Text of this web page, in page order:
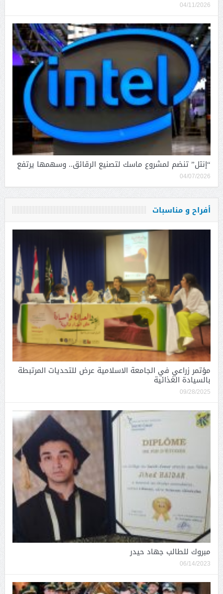
04/11/2026
“إنتل” تنضم لمشروع ماسك لتصنيع الرقائق.. وسهمها يرتفع
04/07/2026
أفراح و مناسبات
مؤتمر زراعي في الجامعة الاسلامية عرض للتحديات المرتبطة
بالسيادة الغذائية
09/28/2025
مبروك للطالب جهاد حيدر
06/14/2023